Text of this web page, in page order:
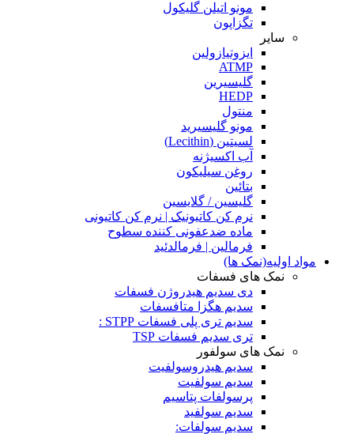
مونو اتیلن گلیکول
تگزاپون
سایر
ایزوتیازولین
ATMP
گلیسیرین
HEDP
منتول
مونو گلیسیرید
لسیتین (Lecithin)
آب اکسیژنه
روغن سیلیکون
بتائین
گلیسین / گلایسین
نرم کن کاتیونیک | نرم کن کاتیونی
ماده ضدعفونی کننده سطوح
فرمالین | فرمالدئید
مواد اولیه(نمک ها)
نمک های فسفات
دی سدیم هیدروژن فسفات
سدیم هگزا متافسفات
سدیم تری پلی فسفات STPP :
تری سدیم فسفات TSP
نمک های سولفور
سدیم هیدروسولفیت
سدیم سولفیت
پرسولفات پتاسیم
سدیم سولفید
سدیم سولفات: